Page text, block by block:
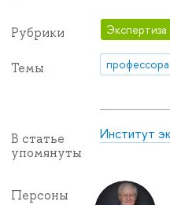
Рубрики Экспертиза
Темы профессора
В статье
упомянуты
Институт
Персоны